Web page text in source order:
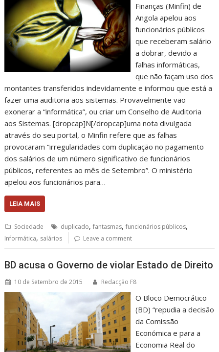
Finanças (Minfin) de
Angola apelou aos
funcionários públicos
que receberam salário
a dobrar, devido a
falhas informáticas,
que não façam uso dos
montantes transferidos indevidamente e informou que está a
fazer uma auditoria aos sistemas. Provavelmente vão
exonerar a “informática”, ou criar um Conselho de Auditoria
aos Sistemas. [dropcap]N[/dropcap]uma nota divulgada
através do seu portal, o Minfin refere que as falhas
provocaram “irregularidades com duplicação no pagamento
dos salários de um número significativo de funcionários
públicos, referentes ao mês de Setembro”. O ministério
apelou aos funcionários para…
LEIA MAIS
Sociedade duplicado,fantasmas,funcionários públicos,
Informática, salários Leave a comment
BD acusa o Governo de violar Estado de Direito
10 de Setembro de 2015 Redacção F8
O Bloco Democrático
(BD) “repudia a decisão
da Comissão
Económica e para a
Economia Real do